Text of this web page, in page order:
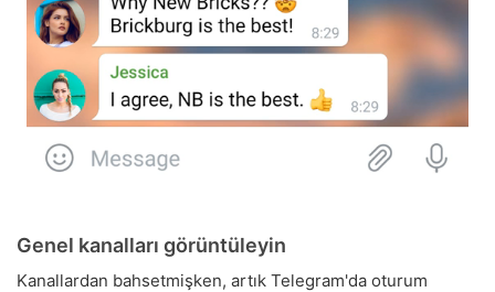
Genel kanalları görüntüleyin
Kanallardan bahsetmişken, artık Telegram'da oturum